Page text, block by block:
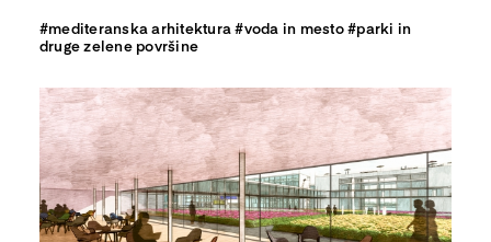
#mediteranska arhitektura #voda in mesto #parki in
druge zelene površine